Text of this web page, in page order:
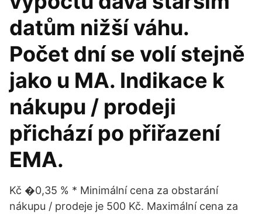
datům nižší váhu.
Počet dní se volí stejně
jako u MA. Indikace k
nákupu / prodeji
přichází po přiřazení
EMA.
Kč �0,35 % * Minimální cena za obstarání
nákupu / prodeje je 500 Kč. Maximální cena za